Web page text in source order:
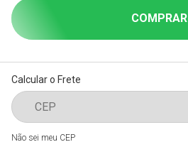
COMPRAR
Calcular o Frete
Não sei meu CEP